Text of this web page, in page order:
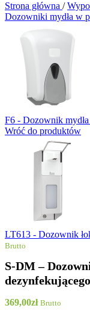
Strona główna /
Dozowniki mydła w
F6 - Dozownik
Wróć do produktów
LT613 - Dozownik
Brutto
S-DM –
dezynfekującego
369,00zł Brutto